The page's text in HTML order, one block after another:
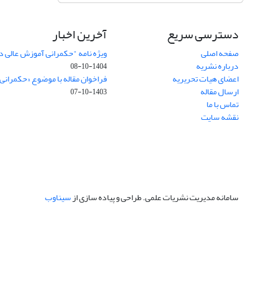
دسترسی سریع
صفحه اصلی
درباره نشریه
اعضای هیات تحریریه
ارسال مقاله
تماس با ما
نقشه سایت
آخرین اخبار
ویژه نامه "حکمرانی آموزش
1404-10-08
فراخوان مقاله با موضوع
1403-10-07
سامانه مدیریت نشریات علمی.طراحی و پیاده سازی ازسیناوب